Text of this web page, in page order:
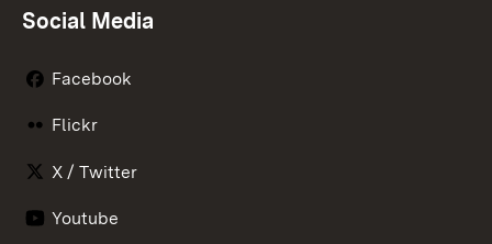
Social Media
Facebook
Flickr
X / Twitter
Youtube